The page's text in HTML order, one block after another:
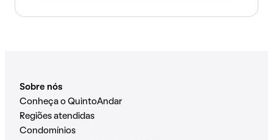
Sobre nós
Conheça o QuintoAndar
Regiões atendidas
Condomínios